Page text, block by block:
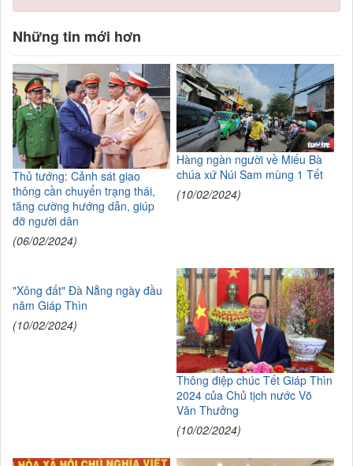
Những tin mới hơn
Thủ tướng: Cảnh sát giao
thông cần chuyển trạng thái,
tăng cường hướng dẫn, giúp
đỡ người dân
(06/02/2024)
Hàng ngàn người về Miếu Bà
chúa xứ Núi Sam mùng 1 Tết
(10/02/2024)
"Xông đất" Đà Nẵng ngày đầu
năm Giáp Thìn
(10/02/2024)
Thông điệp chúc Tết Giáp Thìn
2024 của Chủ tịch nước Võ
Văn Thưởng
(10/02/2024)